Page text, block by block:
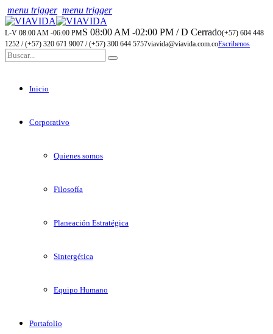
menu trigger menu trigger
L-V 08:00 AM -06:00 PMS 08:00 AM -02:00 PM / D Cerrado(+57) 604 448
1252 / (+57) 320 671 9007 / (+57) 300 644 5757viavida@viavida.com.coEscribenos
Inicio
Corporativo
Quienes somos
Filosofía
Planeación Estratégica
Sintergética
Equipo Humano
Portafolio